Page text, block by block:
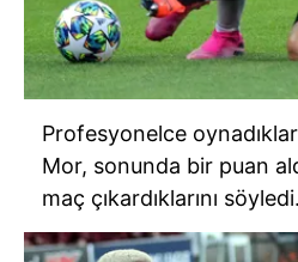
Profesyonelce
Mor, sonunda bir puan
maç çıkardıklarını söyledi.